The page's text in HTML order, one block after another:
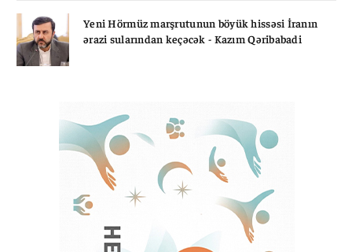
Yeni Hörmüz marşrutunun böyük hissəsi İranın
ərazi sularından keçəcək - Kazım Qəribabadi